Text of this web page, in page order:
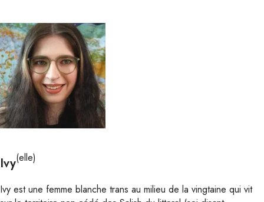
Ivy(elle)
Ivy est une femme blanche trans au milieu de la vingtaine qui vit